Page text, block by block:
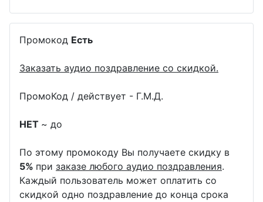
Промокод Есть
Заказать аудио поздравление со скидкой.
ПромоКод / действует - Г.М.Д.
НЕТ ~ до
По этому промокоду Вы получаете скидку в
5% при заказе любого аудио поздравления.
Каждый пользователь может оплатить со
скидкой одно поздравление до конца срока